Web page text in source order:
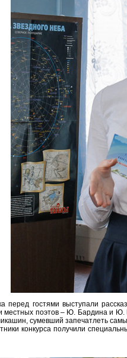
перед гостями выступали
поэтов – Ю. Бардина и
сумевший запечатлеть
конкурса получили